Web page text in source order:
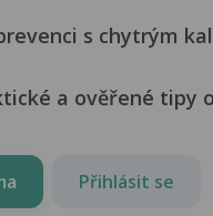
s chytrým
a ověřené tipy
Přihlásit se